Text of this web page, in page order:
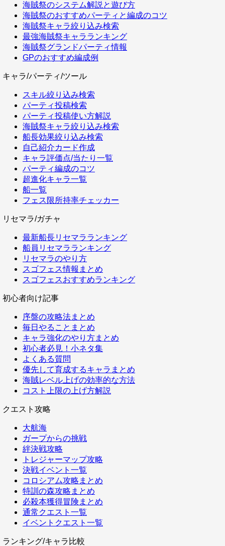
海賊祭のシステム解説と遊び方
海賊祭のおすすめパーティと編成のコツ
海賊祭キャラ絞り込み検索
最強海賊祭キャラランキング
海賊祭グランドパーティ情報
GPのおすすめ編成例
キャラ/パーティ/ツール
スキル絞り込み検索
パーティ投稿検索
パーティ投稿使い方解説
海賊祭キャラ絞り込み検索
船長効果絞り込み検索
自己紹介カード作成
キャラ評価点/当たり一覧
パーティ編成のコツ
超進化キャラ一覧
船一覧
フェス限所持率チェッカー
リセマラ/ガチャ
最新船長リセマラランキング
船員リセマラランキング
リセマラのやり方
スゴフェス情報まとめ
スゴフェスおすすめランキング
初心者向け記事
序盤の攻略法まとめ
毎日やることまとめ
キャラ強化のやり方まとめ
初心者必見！小ネタ集
よくある質問
優先して育成するキャラまとめ
海賊レベル上げの効率的な方法
コスト上限の上げ方解説
クエスト攻略
大航海
ガープからの挑戦
絆決戦攻略
トレジャーマップ攻略
決戦イベント一覧
コロシアム攻略まとめ
特訓の森攻略まとめ
必殺本獲得冒険まとめ
通常クエスト一覧
イベントクエスト一覧
ランキング/キャラ比較